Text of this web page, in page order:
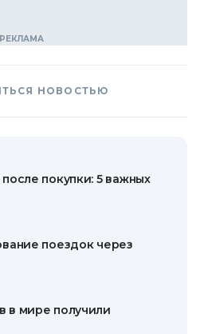
НОВОСТЬЮ
покупки: 5 важных
поездок через
в мире получили